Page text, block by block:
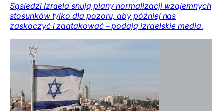
Sąsiedzi Izraela snują plany normalizacji wzajemnych
stosunków tylko dla pozoru, aby później nas
zaskoczyć i zaatakować – podają izraelskie media.